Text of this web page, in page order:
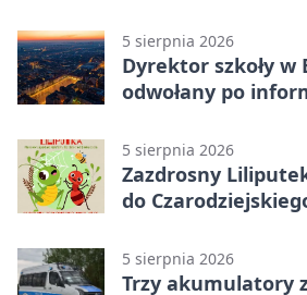
5 sierpnia 2026
Dyrektor szkoły w
odwołany po
5 sierpnia 2026
Zazdrosny
do
5 sierpnia 2026
Trzy akumulatory